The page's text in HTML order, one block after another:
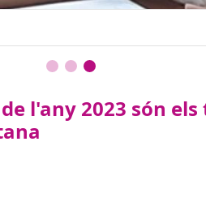
l'any 2023 són